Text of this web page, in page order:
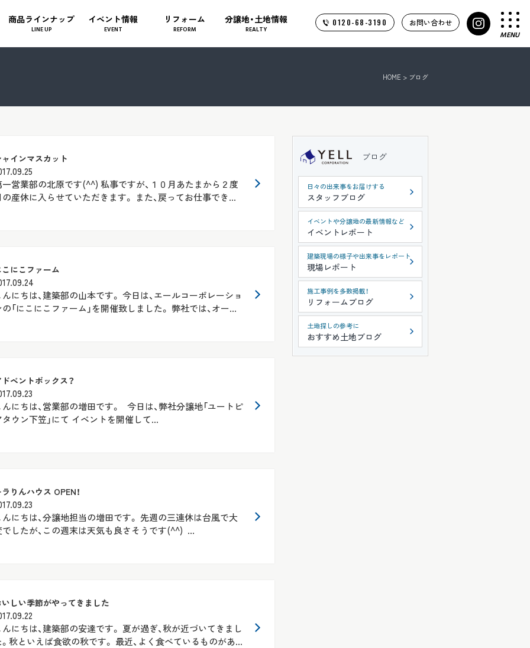
商品ラインナップ
LINE UP
イベント情報
EVENT
リフォーム
REFORM
分譲地・土地情報
REALTY
0120-68-3190 お問い合わせ
MENU
HOME > ブログ
インマスカット
一営業部の北原です(^^) 私事ですが、１０月あたまから２度
産休に入らせていただきます。 また、戻ってお仕事でき...
にこファーム
にちは、建築部の山本です。 今日は、エールコーポレーショ
「にこにこファーム」を開催致しました。 弊社では、オー...
ベントボックス？
にちは、営業部の増田です。 今日は、弊社分譲地「ユートピ
ウン下笠」にて イベントを開催して...
りんハウス OPEN！
んにちは、分譲地担当の増田です。 先週の三連休は台風で大
でしたが、この週末は天気も良さそうです(^^) ...
しい季節がやってきました
にちは、建築部の安達です。 夏が過ぎ、秋が近づいてきまし
秋といえば食欲の秋です。 最近、よく食べているものがあ...
ブログ
日々の出来事をお届けする
スタッフブログ
イベントや分譲地の最新情報など
イベントレポート
建築現場の様子や出来事をレポート
現場レポート
施工事例を多数掲載！
リフォームブログ
土地探しの参考に
おすすめ土地ブログ